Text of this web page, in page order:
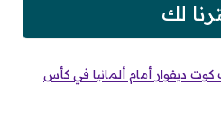
لك
ديفوار أمام ألمانيا في كأس